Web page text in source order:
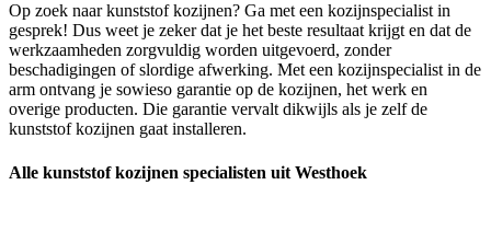
Op zoek naar kunststof kozijnen? Ga met een kozijnspecialist in
gesprek! Dus weet je zeker dat je het beste resultaat krijgt en dat de
werkzaamheden zorgvuldig worden uitgevoerd, zonder
beschadigingen of slordige afwerking. Met een kozijnspecialist in de
arm ontvang je sowieso garantie op de kozijnen, het werk en
overige producten. Die garantie vervalt dikwijls als je zelf de
kunststof kozijnen gaat installeren.
Alle kunststof kozijnen specialisten uit Westhoek